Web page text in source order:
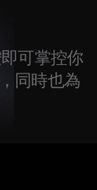
可掌控你
同時也為